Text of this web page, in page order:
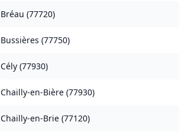
Bréau (77720)
Bussières (77750)
Cély (77930)
Chailly-en-Bière (77930)
Chailly-en-Brie (77120)